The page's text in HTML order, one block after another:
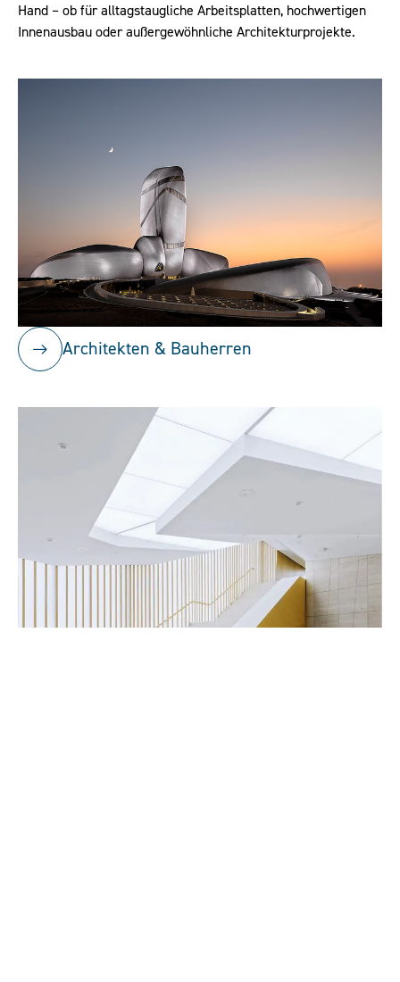
Hand – ob für alltagstaugliche Arbeitsplatten, hochwertigen
Innenausbau oder außergewöhnliche Architekturprojekte.
Architekten & Bauherren